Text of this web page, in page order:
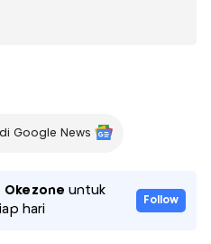
Google News
Okezone untuk
hari
Follow